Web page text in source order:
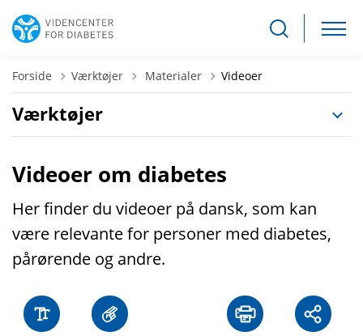
Forside Værktøjer Tilbage til
Materialer Videoer
Værktøjer
Videoer om diabetes
Her finder du videoer på dansk, som kan
være relevante for personer med diabetes,
pårørende og andre.